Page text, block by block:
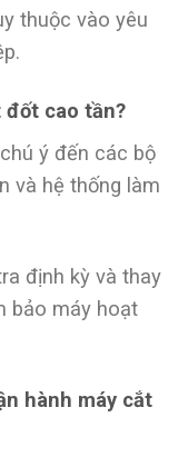
thuộc vào yêu
đốt cao tần?
ý đến các bộ
và hệ thống làm
định kỳ và thay
bảo máy hoạt
hành máy cắt